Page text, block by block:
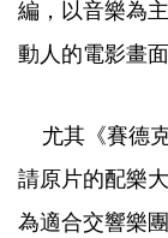
編，以音樂為
動人的電影畫面
尤其《賽德
請原片的配樂
為適合交響樂